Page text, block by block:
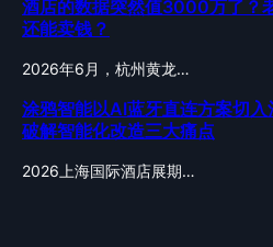
酒店的数据突然值3000万了？
还能卖钱？
2026年6月，杭州黄龙…
涂鸦智能以AI蓝牙直连方案切
破解智能化改造三大痛点
2026上海国际酒店展期…